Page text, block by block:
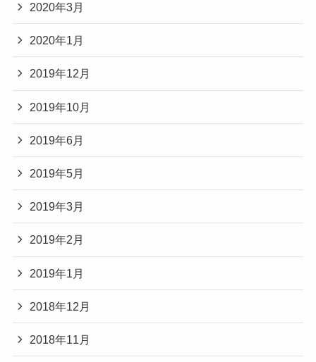
2020年3月
2020年1月
2019年12月
2019年10月
2019年6月
2019年5月
2019年3月
2019年2月
2019年1月
2018年12月
2018年11月